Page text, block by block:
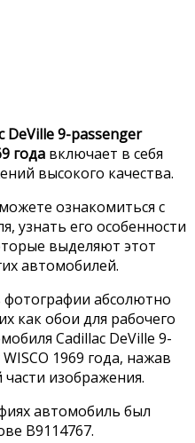
DeVille 9-passenger
года включает в себя
высокого качества.
ознакомиться с
узнать его особенности
выделяют этот
автомобилей.
абсолютно
как обои для рабочего
Cadillac DeVille 9-
1969 года, нажав
изображения.
автомобиль был
B9114767.